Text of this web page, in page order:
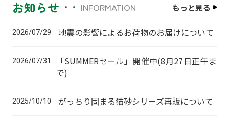
お知らせ INFORMATION もっと見る
2026/07/29 地震の影響によるお荷物のお届けについて
2026/07/31
「SUMMERセール」開催中(8月27日正午ま
で)
2025/10/10 がっちり固まる猫砂シリーズ再販について